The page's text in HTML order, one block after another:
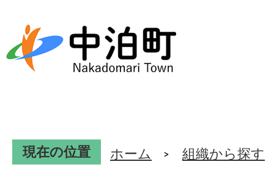
現在の位置 ホーム 組織から探す